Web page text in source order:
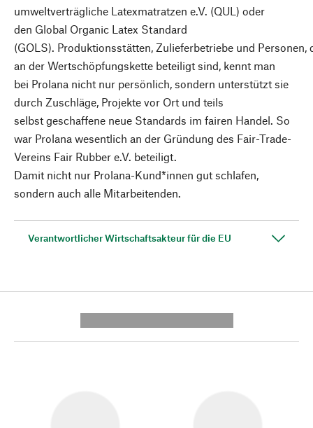
umweltverträgliche Latexmatratzen e.V. (QUL) oder
den Global Organic Latex Standard
(GOLS). Produktionsstätten, Zulieferbetriebe und Personen,
an der Wertschöpfungskette beteiligt sind, kennt man
bei Prolana nicht nur persönlich, sondern unterstützt sie
durch Zuschläge, Projekte vor Ort und teils
selbst geschaffene neue Standards im fairen Handel. So
war Prolana wesentlich an der Gründung des Fair-Trade-
Vereins Fair Rubber e.V. beteiligt.
Damit nicht nur Prolana-Kund*innen gut schlafen,
sondern auch alle Mitarbeitenden.
Verantwortlicher Wirtschaftsakteur für die EU